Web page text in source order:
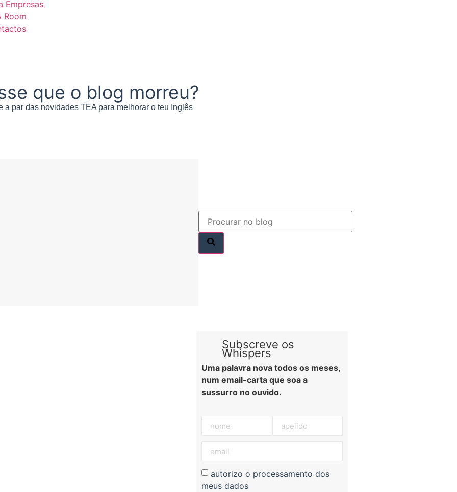
Empresas
Room
que o blog morreu?
a par das novidades TEA para melhorar o teu Inglês
Subscreve os
Whispers
Uma palavra nova todos os meses,
num email-carta que soa a
sussurro no ouvido.
autorizo o processamento dos
meus dados